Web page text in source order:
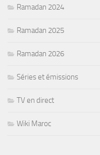
Ramadan 2024
Ramadan 2025
Ramadan 2026
Séries et émissions
TV en direct
Wiki Maroc